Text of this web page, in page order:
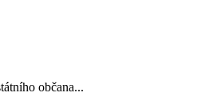
občana...